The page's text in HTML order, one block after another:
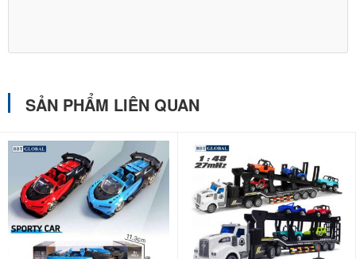
SẢN PHẨM LIÊN QUAN